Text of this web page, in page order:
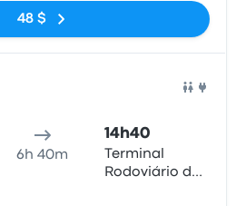
48 $
6h 40m
14h40
Terminal
Rodoviário de